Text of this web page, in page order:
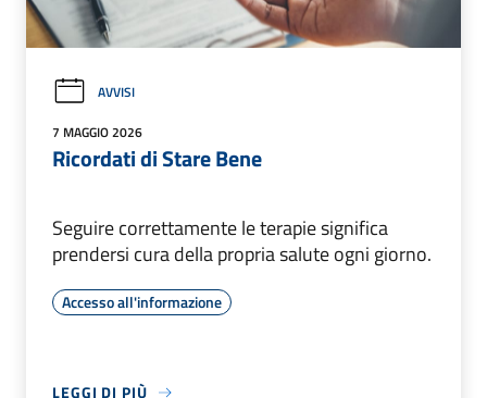
AVVISI
7 MAGGIO 2026
Ricordati di Stare Bene
Seguire correttamente le terapie significa
prendersi cura della propria salute ogni giorno.
Accesso all'informazione
LEGGI DI PIÙ